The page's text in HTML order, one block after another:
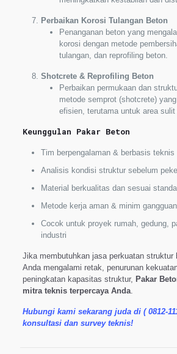
Perbaikan Korosi Tulangan Beton
Penanganan beton yang
korosi dengan metode
tulangan, dan reprofiling beton.
Shotcrete & Reprofiling Beton
Perbaikan permukaan dan
metode semprot (shotcrete)
efisien, terutama untuk area sulit
Keunggulan Pakar Beton
Tim berpengalaman & berbasis teknis
Analisis kondisi struktur sebelum
Material berkualitas dan sesuai
Metode kerja aman & minim
Cocok untuk proyek rumah, gedung,
industri
Jika membutuhkan jasa perkuatan struktur
Anda mengalami retak, penurunan
peningkatan kapasitas struktur, Pakar
mitra teknis terpercaya Anda.
Hubungi kami sekarang juda di ( 0812-
konsultasi dan survey teknis!